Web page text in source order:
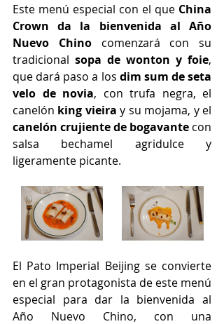
Este menú especial con el que China
Crown da la bienvenida al Año
Nuevo Chino comenzará con su
tradicional sopa de wonton y foie,
que dará paso a los dim sum de seta
velo de novia, con trufa negra, el
canelón king vieira
canelón crujiente de bogavante con
salsa bechamel agridulce y
ligeramente picante.
El Pato Imperial Beijing se convierte
en el gran protagonista de este menú
especial para dar la bienvenida al